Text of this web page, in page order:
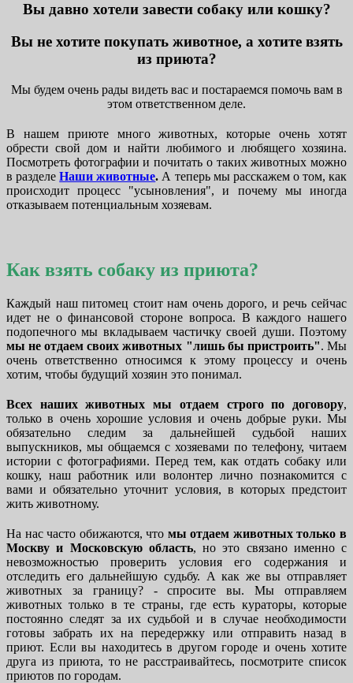
Вы давно хотели завести собаку или кошку?
Вы не хотите покупать животное, а хотите взять
из приюта?
Мы будем очень рады видеть вас и постараемся помочь вам в
этом ответственном деле.
В нашем приюте много животных, которые очень хотят
обрести свой дом и найти любимого и любящего хозяина.
Посмотреть фотографии и почитать о таких животных можно
в разделеНаши животные. А теперь мы расскажем о том, как
происходит процесс "усыновления", и почему мы иногда
отказываем потенциальным хозяевам.
Как взять собаку из приюта?
Каждый наш питомец стоит нам очень дорого, и речь сейчас
идет не о финансовой стороне вопроса. В каждого нашего
подопечного мы вкладываем частичку своей души. Поэтому
мы не отдаем своих животных "лишь бы пристроить". Мы
очень ответственно относимся к этому процессу и очень
хотим, чтобы будущий хозяин это понимал.
Всех наших животных мы отдаем строго по договору,
только в очень хорошие условия и очень добрые руки. Мы
обязательно следим за дальнейшей судьбой наших
выпускников, мы общаемся с хозяевами по телефону, читаем
истории с фотографиями. Перед тем, как отдать собаку или
кошку, наш работник или волонтер лично познакомится с
вами и обязательно уточнит условия, в которых предстоит
жить животному.
На нас часто обижаются, что мы отдаем животных только в
Москву и Московскую область, но это связано именно с
невозможностью проверить условия его содержания и
отследить его дальнейшую судьбу. А как же вы отправляет
животных за границу? - спросите вы. Мы отправляем
животных только в те страны, где есть кураторы, которые
постоянно следят за их судьбой и в случае необходимости
готовы забрать их на передержку или отправить назад в
приют. Если вы находитесь в другом городе и очень хотите
друга из приюта, то не расстраивайтесь, посмотрите список
приютов по городам.